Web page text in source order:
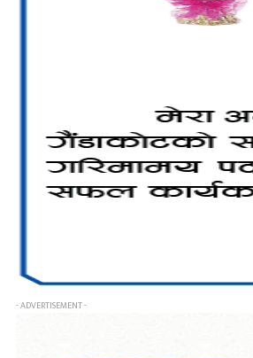
- ADVERTISEMENT -